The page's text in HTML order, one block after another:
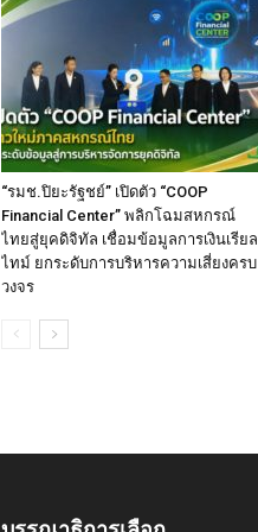
“รมช.ปิยะรัฐชย์” เปิดตัว “COOP
Financial Center” พลิกโฉมสหกรณ์
ไทยสู่ยุคดิจิทัล เชื่อมข้อมูลการเงินเรียล
ไทม์ ยกระดับการบริหารความเสี่ยงครบ
วงจร